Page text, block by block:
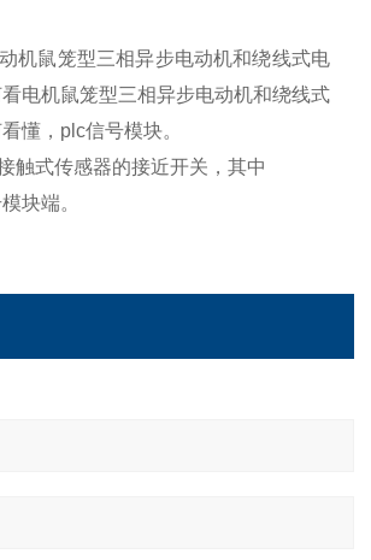
机鼠笼型三相异步电动机和绕线式电
电机鼠笼型三相异步电动机和绕线式
懂，plc信号模块。